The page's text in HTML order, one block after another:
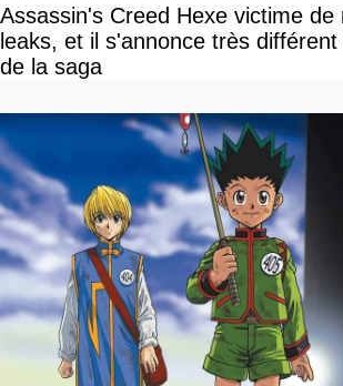
Assassin's Creed Hexe victime de
leaks, et il s'annonce très
de la saga